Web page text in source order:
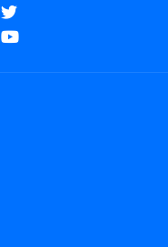
vinil brandaları dış
dijital baskı